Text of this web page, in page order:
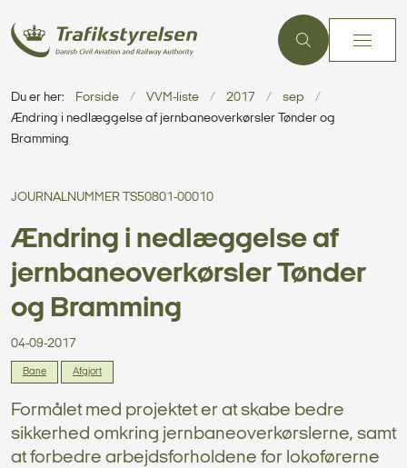
Du er her: Forside VVM-liste 2017
sep
Ændring i nedlæggelse af jernbaneoverkørsler Tønder og
Bramming
JOURNALNUMMER TS50801-00010
Ændring i nedlæggelse af
jernbaneoverkørsler Tønder
og Bramming
04-09-2017
Bane Afgjort
Formålet med projektet er at skabe bedre
sikkerhed omkring jernbaneoverkørslerne, samt
at forbedre arbejdsforholdene for lokoførerne